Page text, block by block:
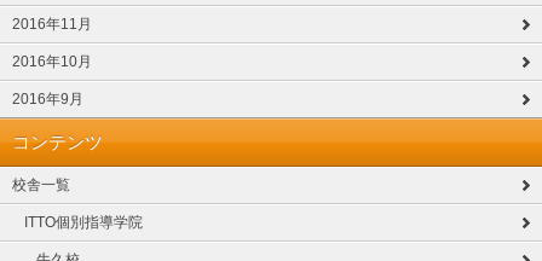
2016年11月
2016年10月
2016年9月
コンテンツ
校舎一覧
ITTO個別指導学院